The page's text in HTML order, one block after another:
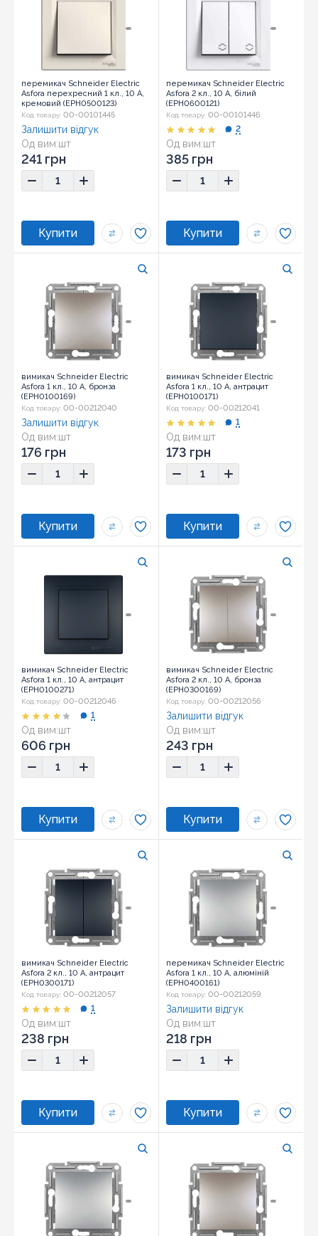
перемикач Schneider Electric
Asfora перехресний 1 кл., 10 А,
кремовий (EPH0500123)
Код товару: 00-00101445
Од вим:шт
Розмір:83х83х42
Залишити відгук
241 грн
перемикач Schneider Electric
Asfora 2 кл., 10 А, білий
(EPH0600121)
Код товару: 00-00101446
Од вим:шт
Розмір:83х83х42
2
385 грн
вимикач Schneider Electric
Asfora 1 кл., 10 А, бронза
(EPH0100169)
Код товару: 00-00212040
Од вим:шт
Розмір:71x71x43
Залишити відгук
176 грн
вимикач Schneider Electric
Asfora 1 кл., 10 А, антрацит
(EPH0100171)
Код товару: 00-00212041
Од вим:шт
Розмір:71x71x43
1
173 грн
вимикач Schneider Electric
Asfora 1 кл., 10 А, антрацит
(EPH0100271)
Код товару: 00-00212046
Од вим:шт
Розмір:83x83x43
1
606 грн
вимикач Schneider Electric
Asfora 2 кл., 10 А, бронза
(EPH0300169)
Код товару: 00-00212056
Од вим:шт
Розмір:71x71x43
Залишити відгук
243 грн
вимикач Schneider Electric
Asfora 2 кл., 10 А, антрацит
(EPH0300171)
Код товару: 00-00212057
Од вим:шт
Розмір:71x71x43
1
238 грн
перемикач Schneider Electric
Asfora 1 кл., 10 А, алюміній
(EPH0400161)
Код товару: 00-00212059
Од вим:шт
Розмір:71x71x43
Залишити відгук
218 грн